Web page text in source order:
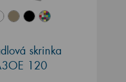
skrinka
120